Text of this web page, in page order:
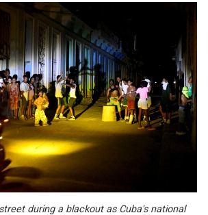
during a blackout as Cuba's national